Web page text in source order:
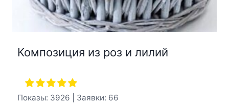
Композиция из роз и лилий
Показы: 3926 | Заявки: 66